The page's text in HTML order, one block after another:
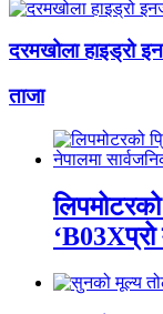
दरमखोला हाइड्रो
ताजा
‘B03Xप्रो